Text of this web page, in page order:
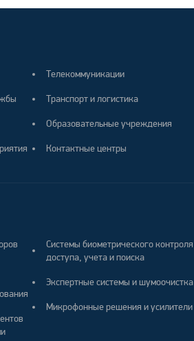
Телекоммуникации
Транспорт и логистика
Образовательные учреждения
Контактные центры
Системы биометрического контроля
доступа, учета и поиска
Экспертные системы и шумоочистка
Микрофонные решения и усилители